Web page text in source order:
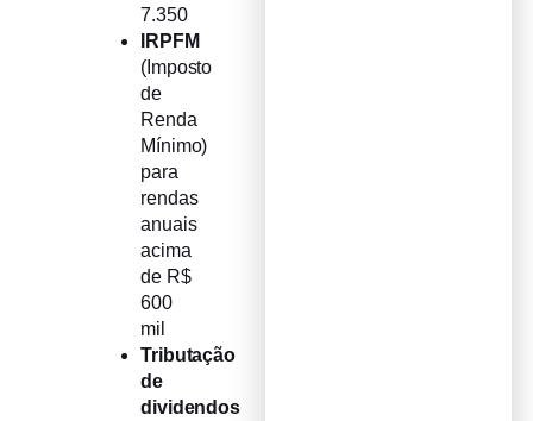
7.350
IRPFM
(Imposto
de
Renda
Mínimo)
para
rendas
anuais
acima
de R$
600
mil
Tributação
de
dividendos